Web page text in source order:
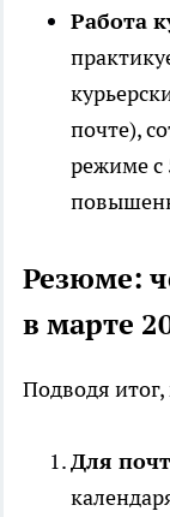
Работа
почте),
режиме с
Резюме:
в марте
Подводя
Для